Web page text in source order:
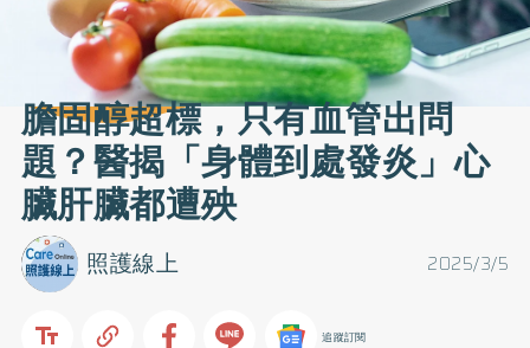
膽固醇超標，只有血管出問
題？醫揭「身體到處發炎」心
臟肝臟都遭殃
2025/3/5
照護線上
追蹤訂閱